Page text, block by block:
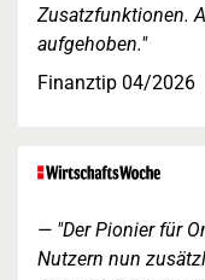
Zusatzfunktionen.
aufgehoben."
Finanztip 04/2026
"Der Pionier für
Nutzern nun